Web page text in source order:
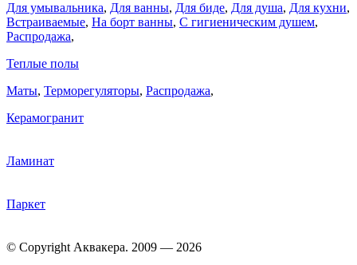
Для умывальника, Для ванны, Для биде, Для душа, Для кухни,
Встраиваемые, На борт ванны, C гигиеническим душем,
Распродажа,
Теплые полы
Маты, Терморегуляторы, Распродажа,
Керамогранит
Ламинат
Паркет
© Copyright Аквакера. 2009 — 2026